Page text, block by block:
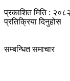
प्रकाशित मिति :
प्रतिक्रिया दिनुहोस
सम्बन्धित समाचार